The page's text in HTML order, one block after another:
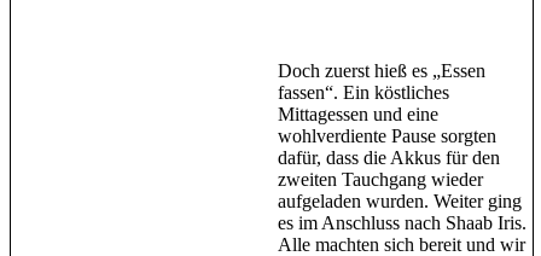
Doch zuerst hieß es „Essen
fassen“. Ein köstliches
Mittagessen und eine
wohlverdiente Pause sorgten
dafür, dass die Akkus für den
zweiten Tauchgang wieder
aufgeladen wurden. Weiter ging
es im Anschluss nach Shaab Iris.
Alle machten sich bereit und wir